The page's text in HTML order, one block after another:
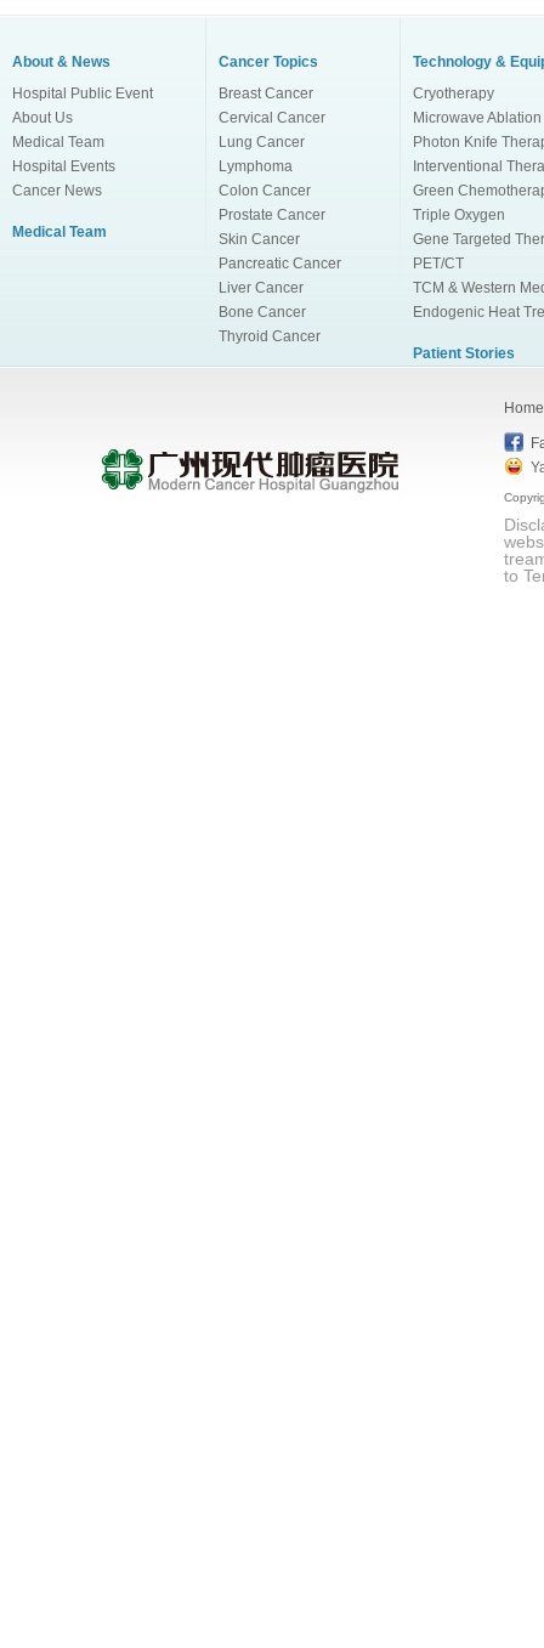
About & News
Hospital Public Event
About Us
Medical Team
Hospital Events
Cancer News
Medical Team
Cancer Topics
Breast Cancer
Cervical Cancer
Lung Cancer
Lymphoma
Colon Cancer
Prostate Cancer
Skin Cancer
Pancreatic Cancer
Liver Cancer
Bone Cancer
Thyroid Cancer
Technology &
Cryotherapy
Microwave Ablation
Photon Knife
Interventional
Green
Triple Oxygen
Immunotherapy
Gene Targeted
PET/CT
TCM & Western
Endogenic Heat
Patient Stories
Home
to